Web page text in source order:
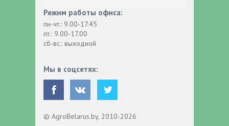
Режим работы офиса:
пн-чт.: 9.00-17.45
пт.: 9.00-17.00
сб-вс.: выходной
Мы в соцсетях:
© AgroBelarus.by, 2010-2026